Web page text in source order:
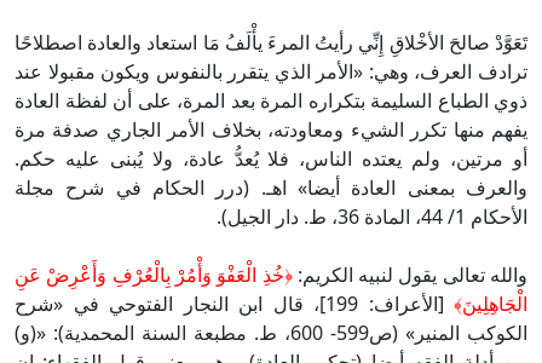
تَعَوَّدْ صالحَ الأخْلاقِ إِنِّي رأيتُ المرءَ يأْلَفُ مَا استعاد والعادة اصطلاحًا
ترادف العرف، وهي: «الأمر الذي يتقرر بالنفوس ويكون مقبولا عند
ذوي الطباع السليمة بتكراره المرة بعد المرة، على أن لفظة العادة
يفهم منها تكرر الشيء ومعاودته، بخلاف الأمر الجاري صدفة مرة
أو مرتين، ولم يعتده الناس، فلا يُعدُّ عادة، ولا يُبنى عليه حكم.
والعرف بمعنى العادة أيضا» اهـ. (درر الحكام في شرح مجلة
الأحكام 1/ 44، المادة 36، ط. دار الجيل).
والله تعالى يقول لنبيه الكريم:﴿خُذِ الْعَفْوَ وَأْمُرْ بِالْعُرْفِ وَأَعْرِضْ عَنِ
الْجَاهِلِينَ﴾
[الأعراف: 199]، قال ابن النجار الفتوحي في «شرح
الكوكب المنير» (ص599- 600، ط. مطبعة السنة المحمدية): «(و)